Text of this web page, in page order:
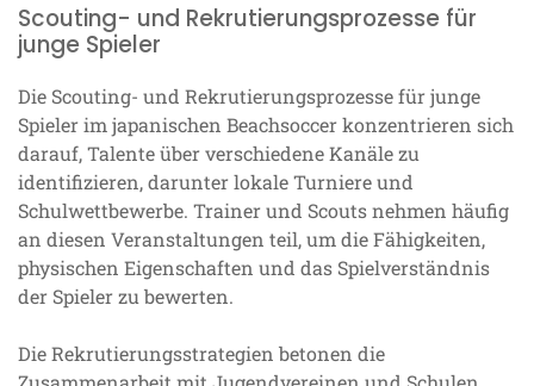
Scouting- und Rekrutierungsprozesse für
junge Spieler
Die Scouting- und Rekrutierungsprozesse für junge
Spieler im japanischen Beachsoccer konzentrieren sich
darauf, Talente über verschiedene Kanäle zu
identifizieren, darunter lokale Turniere und
Schulwettbewerbe. Trainer und Scouts nehmen häufig
an diesen Veranstaltungen teil, um die Fähigkeiten,
physischen Eigenschaften und das Spielverständnis
der Spieler zu bewerten.
Die Rekrutierungsstrategien betonen die